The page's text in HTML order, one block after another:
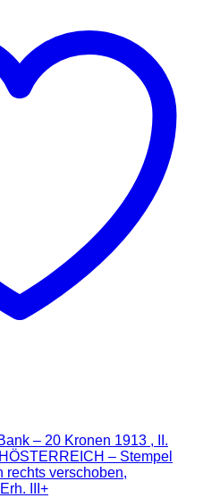
– 20 Kronen 1913 , II.
– Stempel
rechts verschoben,
III+